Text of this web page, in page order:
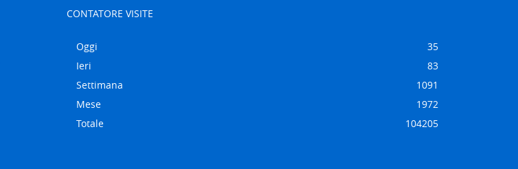
CONTATORE VISITE
Oggi
35
Ieri
83
Settimana
1091
Mese
1972
Totale
104205